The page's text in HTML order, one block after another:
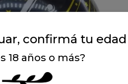
confirmá tu edad
18 años o más?